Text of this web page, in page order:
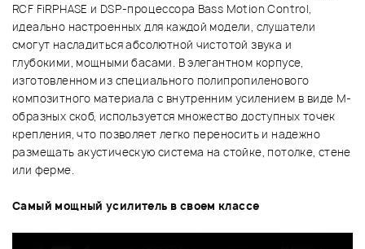
RCF FiRPHASE и DSP-процессора Bass Motion Control,
идеально настроенных для каждой модели, слушатели
смогут насладиться абсолютной чистотой звука и
глубокими, мощными басами. В элегантном корпусе,
изготовленном из специального полипропиленового
композитного материала с внутренним усилением в виде М-
образных скоб, используется множество доступных точек
крепления, что позволяет легко переносить и надежно
размещать акустическую система на стойке, потолке, стене
или ферме.
Самый мощный усилитель в своем классе